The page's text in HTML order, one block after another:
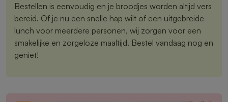
Bestellen is eenvoudig en je broodjes worden altijd vers
bereid. Of je nu een snelle hap wilt of een uitgebreide
lunch voor meerdere personen, wij zorgen voor een
smakelijke en zorgeloze maaltijd. Bestel vandaag nog en
geniet!